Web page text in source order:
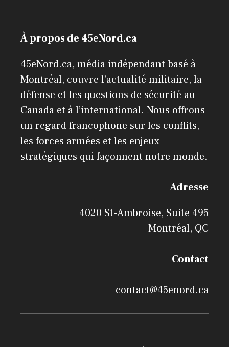
À propos de 45eNord.ca
45eNord.ca, média indépendant basé à
Montréal, couvre l’actualité militaire, la
défense et les questions de sécurité au
Canada et à l’international. Nous offrons
un regard francophone sur les conflits,
les forces armées et les enjeux
stratégiques qui façonnent notre monde.
Adresse
4020 St-Ambroise, Suite 495
Montréal, QC
Contact
contact@45enord.ca